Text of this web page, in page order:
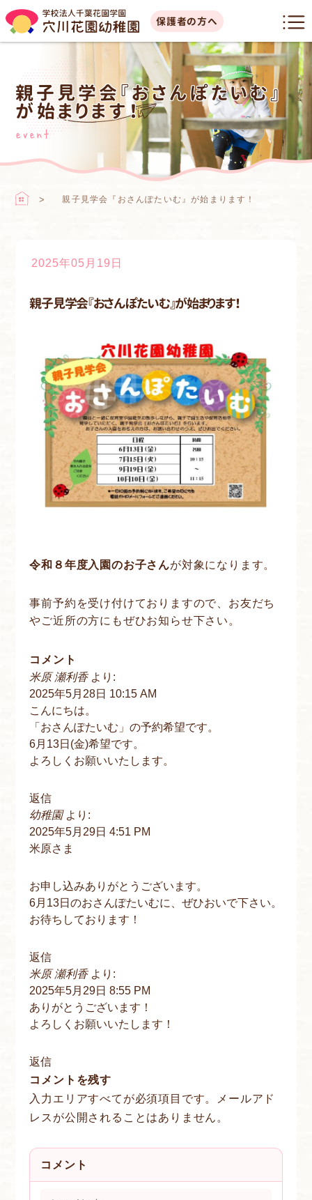
保護者の方へ
親子見学会『おさんぽたいむ』
が始まります！
event
親子見学会『おさんぽたいむ』が始まります！
2025年05月19日
親子見学会『おさんぽたいむ』が始まります！
令和８年度入園のお子さんが対象になります。
事前予約を受け付けておりますので、お友だち
やご近所の方にもぜひお知らせ下さい。
コメント
米原 瀬利香 より:
2025年5月28日 10:15 AM
こんにちは。
「おさんぽたいむ」の予約希望です。
6月13日(金)希望です。
よろしくお願いいたします。
返信
幼稚園 より:
2025年5月29日 4:51 PM
米原さま
お申し込みありがとうございます。
6月13日のおさんぽたいむに、ぜひおいで下さい。
お待ちしております！
返信
米原 瀬利香 より:
2025年5月29日 8:55 PM
ありがとうございます！
よろしくお願いいたします！
返信
コメントを残す
入力エリアすべてが必須項目です。メールアド
レスが公開されることはありません。
コメント